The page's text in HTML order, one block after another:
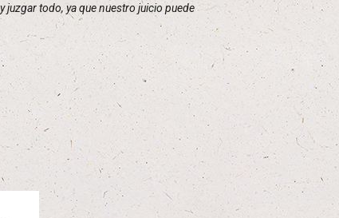
juzgar todo, ya que nuestro juicio puede